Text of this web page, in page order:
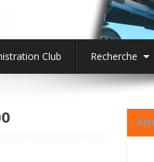
Club Recherche